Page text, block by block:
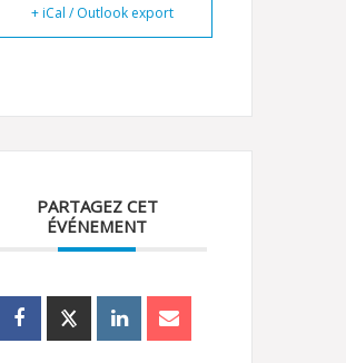
+ iCal / Outlook export
PARTAGEZ CET
ÉVÉNEMENT